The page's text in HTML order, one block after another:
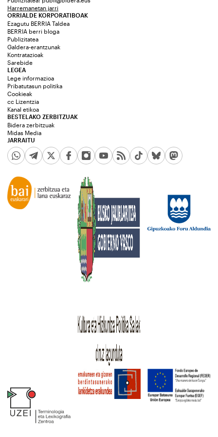
Harremanetan jarri
ORRIALDE KORPORATIBOAK
Ezagutu BERRIA Taldea
BERRIA berri bloga
Publizitatea
Galdera-erantzunak
Kontratazioak
Sarebide
JARRAITU
LEGEA
Lege informazioa
Pribatutasun politika
Cookieak
cc Lizentzia
Kanal etikoa
BESTELAKO ZERBITZUAK
Bidera zerbitzuak
Midas Media